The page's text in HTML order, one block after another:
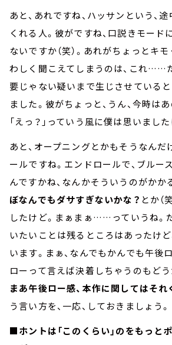
あと、あれですね、ハッサンという、
くれる人。彼がですね、口説きモード
ないですか（笑）。あれがちょっとキ
わしく聞こえてしまうのは、これ……
要じゃない疑いまで生じさせている
ました。彼がちょっと、うん、今時は
「えっ？」っていう風に僕は思いました
あと、オープニングとかもそうなんだ
ールですね。エンドロールで、ブルー
んですかね、なんかそういうのがか
ぼなんでもダサすぎないかな？ とか（
したけど。まぁまぁ……っていうね。
いたいことは残るところはあったけ
います。まぁ、なんでもかんでも午後
ローって言えば決着しちゃうのもどう
まあ午後ロー感、本作に関してはそれ
う言い方を、一応、しておきましょう。
■ホントは「このくらい」のをもっと